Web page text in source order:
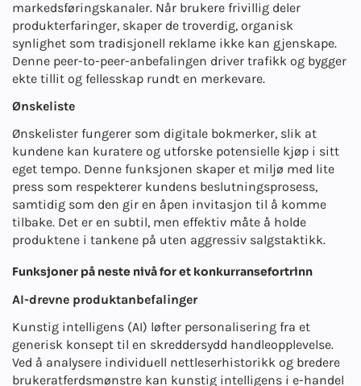
markedsføringskanaler. Når brukere frivillig deler
produkterfaringer, skaper de troverdig, organisk
synlighet som tradisjonell reklame ikke kan gjenskape.
Denne peer-to-peer-anbefalingen driver trafikk og bygger
ekte tillit og fellesskap rundt en merkevare.
Ønskeliste
Ønskelister fungerer som digitale bokmerker, slik at
kundene kan kuratere og utforske potensielle kjøp i sitt
eget tempo. Denne funksjonen skaper et miljø med lite
press som respekterer kundens beslutningsprosess,
samtidig som den gir en åpen invitasjon til å komme
tilbake. Det er en subtil, men effektiv måte å holde
produktene i tankene på uten aggressiv salgstaktikk.
Funksjoner på neste nivå for et konkurransefortrinn
AI-drevne produktanbefalinger
Kunstig intelligens (AI) løfter personalisering fra et
generisk konsept til en skreddersydd handleopplevelse.
Ved å analysere individuell nettleserhistorikk og bredere
brukeratferdsmønstre kan kunstig intelligens i e-handel